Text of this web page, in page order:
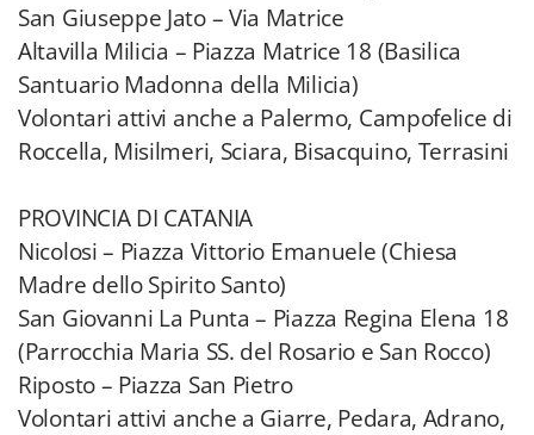
San Giuseppe Jato – Via Matrice
Altavilla Milicia – Piazza Matrice 18 (Basilica
Santuario Madonna della Milicia)
Volontari attivi anche a Palermo, Campofelice di
Roccella, Misilmeri, Sciara, Bisacquino, Terrasini
PROVINCIA DI CATANIA
Nicolosi – Piazza Vittorio Emanuele (Chiesa
Madre dello Spirito Santo)
San Giovanni La Punta – Piazza Regina Elena 18
(Parrocchia Maria SS. del Rosario e San Rocco)
Riposto – Piazza San Pietro
Volontari attivi anche a Giarre, Pedara, Adrano,